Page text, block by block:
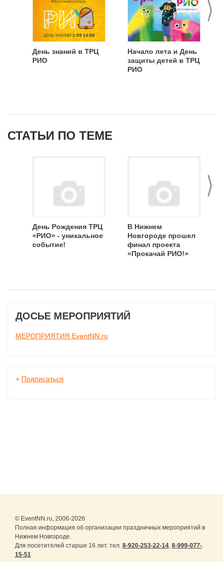
>
День знаний в ТРЦ
РИО
Начало лета и День
защиты детей в ТРЦ
РИО
СТАТЬИ ПО ТЕМЕ
>
День Рождения ТРЦ
«РИО» - уникальное
событие!
В Нижнем
Новгороде прошел
финал проекта
«Прокачай РИО!»
ДОСЬЕ МЕРОПРИЯТИЙ
МЕРОПРИЯТИЯ EventNN.ru
+ Подписаться
© EventNN.ru, 2006-2026
Полная информация об организации праздничных мероприятий в
Нижнем Новгороде.
Для посетителей старше 16 лет. тел. 8-920-253-22-14, 8-999-077-
15-51